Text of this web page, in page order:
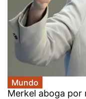
Mundo
Merkel aboga por